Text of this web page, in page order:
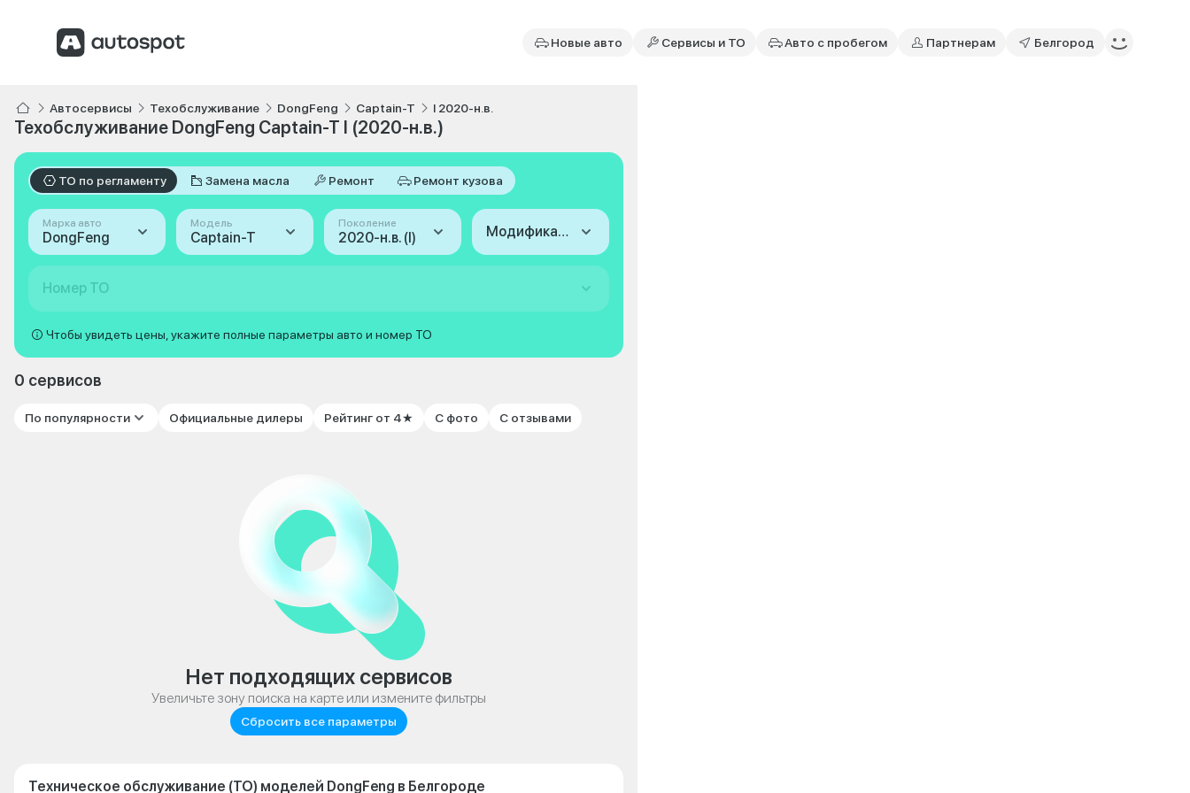
Новые авто Сервисы и ТО Авто с пробегом Партнерам Белгород
Автосервисы Техобслуживание DongFeng Captain-T I 2020-н.в.
Техобслуживание DongFeng Captain-T I (2020-н.в.)
ТО по регламенту Замена масла Ремонт Ремонт кузова
Марка авто
DongFeng
Модель
Captain-T
Поколение
2020-н.в. (I) Модификация
Номер ТО
Чтобы увидеть цены, укажите полные параметры авто и номер ТО
0 сервисов
По популярности Официальные дилеры Рейтинг от 4★ С фото С отзывами
Нет подходящих сервисов
Увеличьте зону поиска на карте или измените фильтры
Сбросить все параметры
Техническое обслуживание (ТО) моделей DongFeng в Белгороде